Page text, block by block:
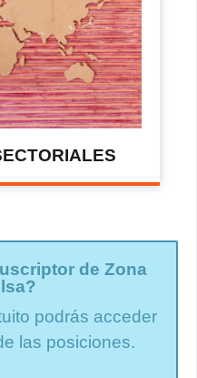
de Zona
podrás acceder
las posiciones.